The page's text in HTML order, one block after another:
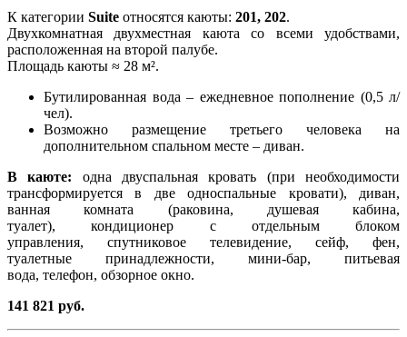
К категории Suite относятся каюты: 201, 202.
Двухкомнатная двухместная каюта со всеми удобствами,
расположенная на второй палубе.
Площадь каюты ≈ 28 м².
Бутилированная вода – ежедневное пополнение (0,5 л/
чел).
Возможно размещение третьего человека на
дополнительном спальном месте – диван.
В каюте: одна двуспальная кровать (при необходимости
трансформируется в две односпальные кровати), диван,
ванная комната (раковина, душевая кабина,
туалет), кондиционер с отдельным блоком
управления, спутниковое телевидение, сейф, фен,
туалетные принадлежности, мини-бар, питьевая
вода, телефон, обзорное окно.
141 821 руб.